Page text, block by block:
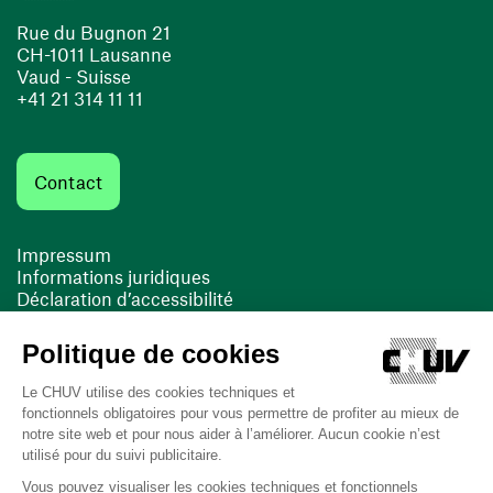
Rue du Bugnon 21
CH-1011 Lausanne
Vaud - Suisse
+41 21 314 11 11
Contact
Impressum
Informations juridiques
Déclaration d’accessibilité
Cookies
(ouvre une nouvelle fenêtre)